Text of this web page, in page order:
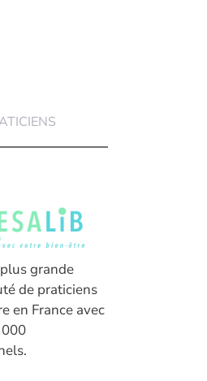
grande
de praticiens
en France avec